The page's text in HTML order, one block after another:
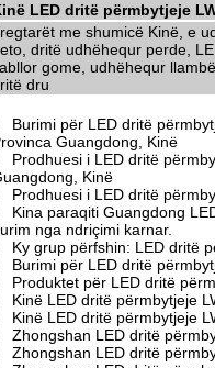
LED dritë përmbytjeje
me shumicë Kinë, e
dritë udhëhequr perde,
gome, udhëhequr
dru
Burimi për LED dritë
Guangdong, Kinë
Prodhuesi i LED dritë
Kinë
Prodhuesi i LED dritë
Kina paraqiti Guangdong
nga ndriçimi karnar.
Ky grup përfshin: LED dritë
Burimi për LED dritë
Produktet për LED dritë
Kinë LED dritë përmbytjeje
Kinë LED dritë përmbytjeje
Zhongshan LED dritë
Zhongshan LED dritë